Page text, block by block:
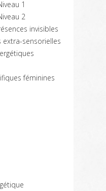
1
2
invisibles
extra-sensorielles
féminines